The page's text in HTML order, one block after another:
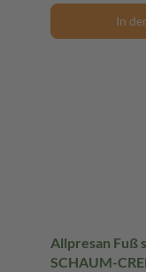
In
Allpresan Fuß
SCHAUM-